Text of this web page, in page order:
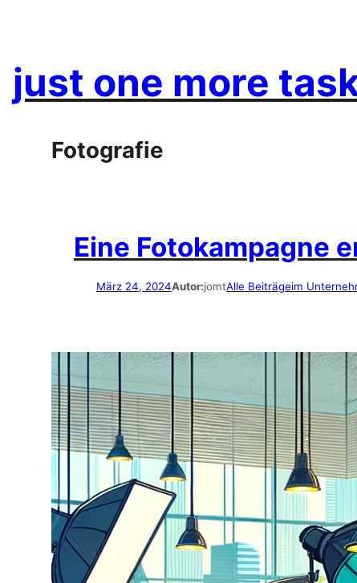
just one more
Fotografie
Eine Fotokampagne
März 24, 2024Autor:jomtAlle Beiträgeim